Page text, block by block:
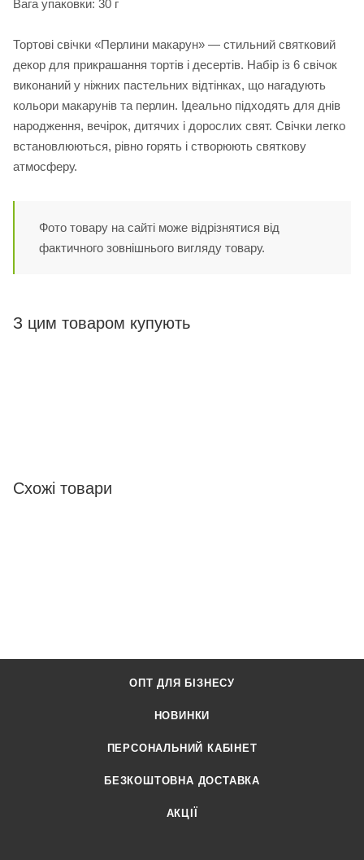
Вага упаковки: 30 г
Тортові свічки «Перлини макарун» — стильний святковий
декор для прикрашання тортів і десертів. Набір із 6 свічок
виконаний у ніжних пастельних відтінках, що нагадують
кольори макарунів та перлин. Ідеально підходять для днів
народження, вечірок, дитячих і дорослих свят. Свічки легко
встановлюються, рівно горять і створюють святкову
атмосферу.
Фото товару на сайті може відрізнятися від
фактичного зовнішнього вигляду товару.
З цим товаром купують
Схожі товари
ОПТ ДЛЯ БІЗНЕСУ
НОВИНКИ
ПЕРСОНАЛЬНИЙ КАБІНЕТ
БЕЗКОШТОВНА ДОСТАВКА
АКЦІЇ